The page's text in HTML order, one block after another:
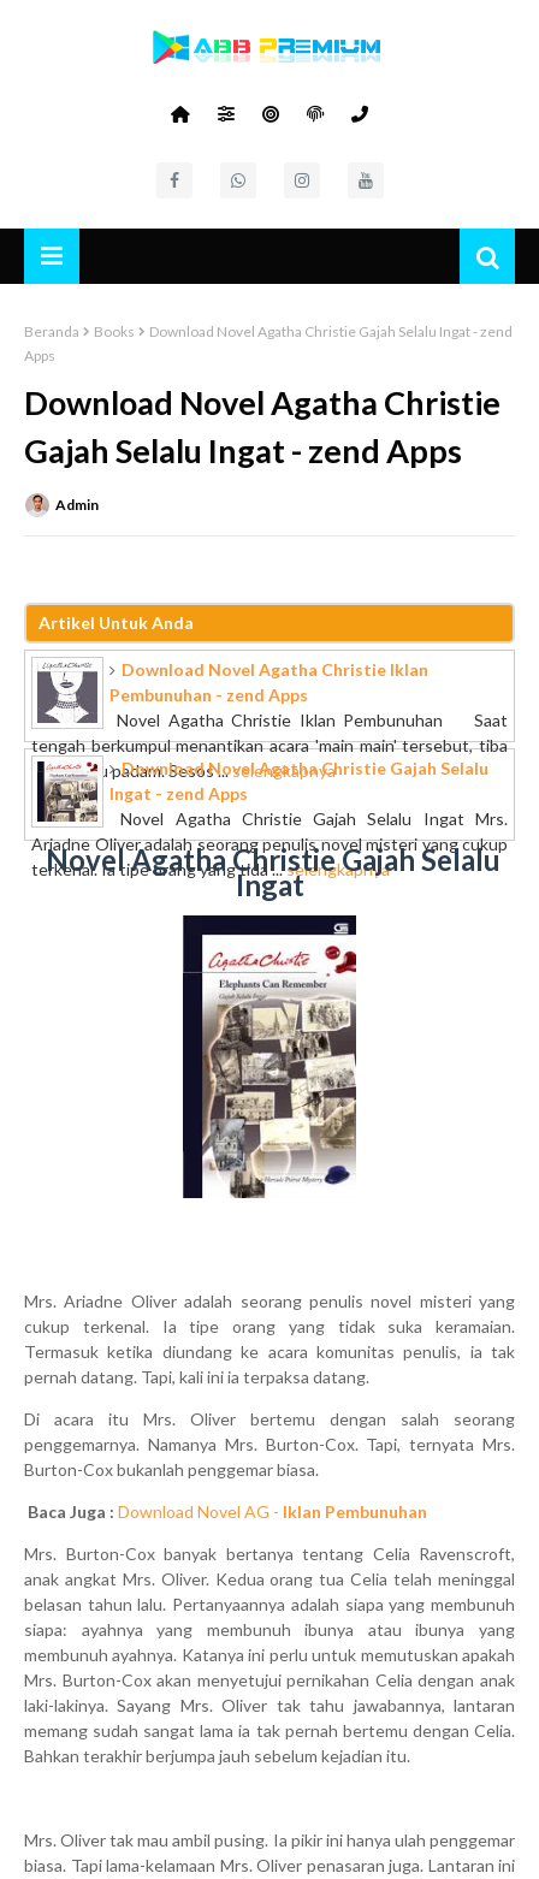
Beranda Books
Download Novel Agatha Christie Gajah Selalu Ingat - zend
Apps
Download Novel Agatha Christie
Gajah Selalu Ingat - zend Apps
Admin
Artikel Untuk Anda
Download Novel Agatha Christie Iklan
Pembunuhan - zend Apps
Novel Agatha Christie Iklan Pembunuhan Saat
tengah berkumpul menantikan acara 'main main' tersebut, tiba
tiba lampu padam. Sesos ...selengkapnya
Download Novel Agatha Christie Gajah Selalu
Ingat - zend Apps
Novel Agatha Christie Gajah Selalu Ingat Mrs.
Ariadne Oliver adalah seorang penulis novel misteri yang cukup
terkenal. Ia tipe orang yang tida ...selengkapnya
Novel Agatha Christie Gajah Selalu
Ingat
Mrs. Ariadne Oliver adalah seorang penulis novel misteri yang
cukup terkenal. Ia tipe orang yang tidak suka keramaian.
Termasuk ketika diundang ke acara komunitas penulis, ia tak
pernah datang. Tapi, kali ini ia terpaksa datang.
Di acara itu Mrs. Oliver bertemu dengan salah seorang
penggemarnya. Namanya Mrs. Burton-Cox. Tapi, ternyata Mrs.
Burton-Cox bukanlah penggemar biasa.
Baca Juga : Download Novel AG - Iklan Pembunuhan
Mrs. Burton-Cox banyak bertanya tentang Celia Ravenscroft,
anak angkat Mrs. Oliver. Kedua orang tua Celia telah meninggal
belasan tahun lalu. Pertanyaannya adalah siapa yang membunuh
siapa: ayahnya yang membunuh ibunya atau ibunya yang
membunuh ayahnya. Katanya ini perlu untuk memutuskan apakah
Mrs. Burton-Cox akan menyetujui pernikahan Celia dengan anak
laki-lakinya. Sayang Mrs. Oliver tak tahu jawabannya, lantaran
memang sudah sangat lama ia tak pernah bertemu dengan Celia.
Bahkan terakhir berjumpa jauh sebelum kejadian itu.
Mrs. Oliver tak mau ambil pusing. Ia pikir ini hanya ulah penggemar
biasa. Tapi lama-kelamaan Mrs. Oliver penasaran juga. Lantaran ini